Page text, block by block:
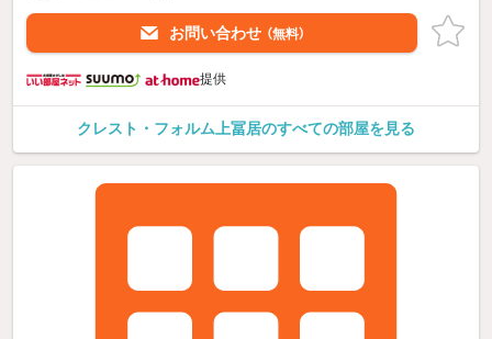
お問い合わせ （無料）
提供
クレスト・フォルム上冨居のすべての部屋を見る